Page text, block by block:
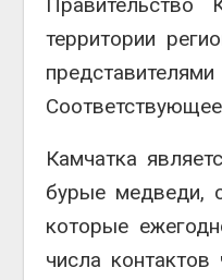
территории
Камчатка
бурые медведи,
которые
числа